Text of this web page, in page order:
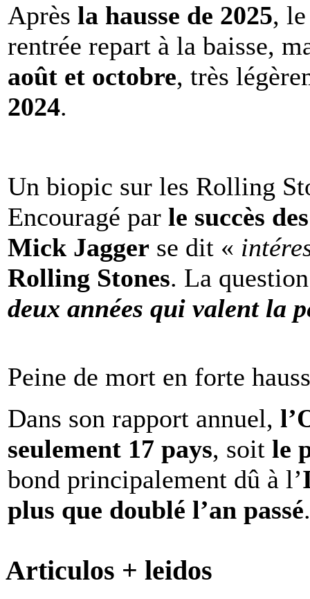
Après la hausse de 2025,
rentrée repart à la baisse,
août et octobre, très
2024.
Un biopic sur les Rolling
Encouragé par le succès
Mick Jagger se dit «
Rolling Stones. La
deux années qui valent la
Peine de mort en forte
Dans son rapport annuel,
seulement 17 pays, soit le
bond principalement dû à l’
plus que doublé l’an passé.
Articulos + leidos